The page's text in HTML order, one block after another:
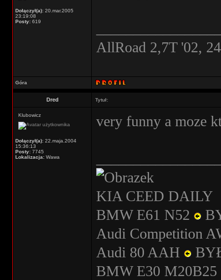
Dołączył(a): 20.mar.2005
23:19:08
Posty: 619
AllRoad 2,7T '02,
Góra
Dred Tytuł:
Klubowicz
Dołączył(a): 22.maja.2004
15:36:13
Posty: 7745
Lokalizacja: Wawa
very funny a moze
KIA CEED DAILY
BMW E61 N52
Audi Competition
Audi 80 AAH
BMW E30 M20B25